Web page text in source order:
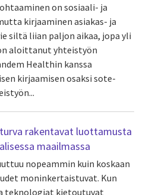
on sosiaali- ja
kirjaaminen asiakas- ja
siltä liian paljon aikaa, jopa yli
aloittanut yhteistyön
Healthin kanssa
kirjaamisen osaksi sote-
rakentavat luottamusta
maailmassa
nopeammin kuin koskaan
moninkertaistuvat. Kun
teknologiat kietoutuvat